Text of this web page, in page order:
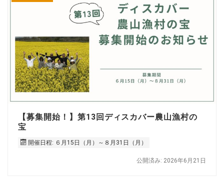
【募集開始！】第13回ディスカバー農山漁村の
宝
開催日程: ６月15日（月）～８月31日（月）
公開済み: 2026年6月21日